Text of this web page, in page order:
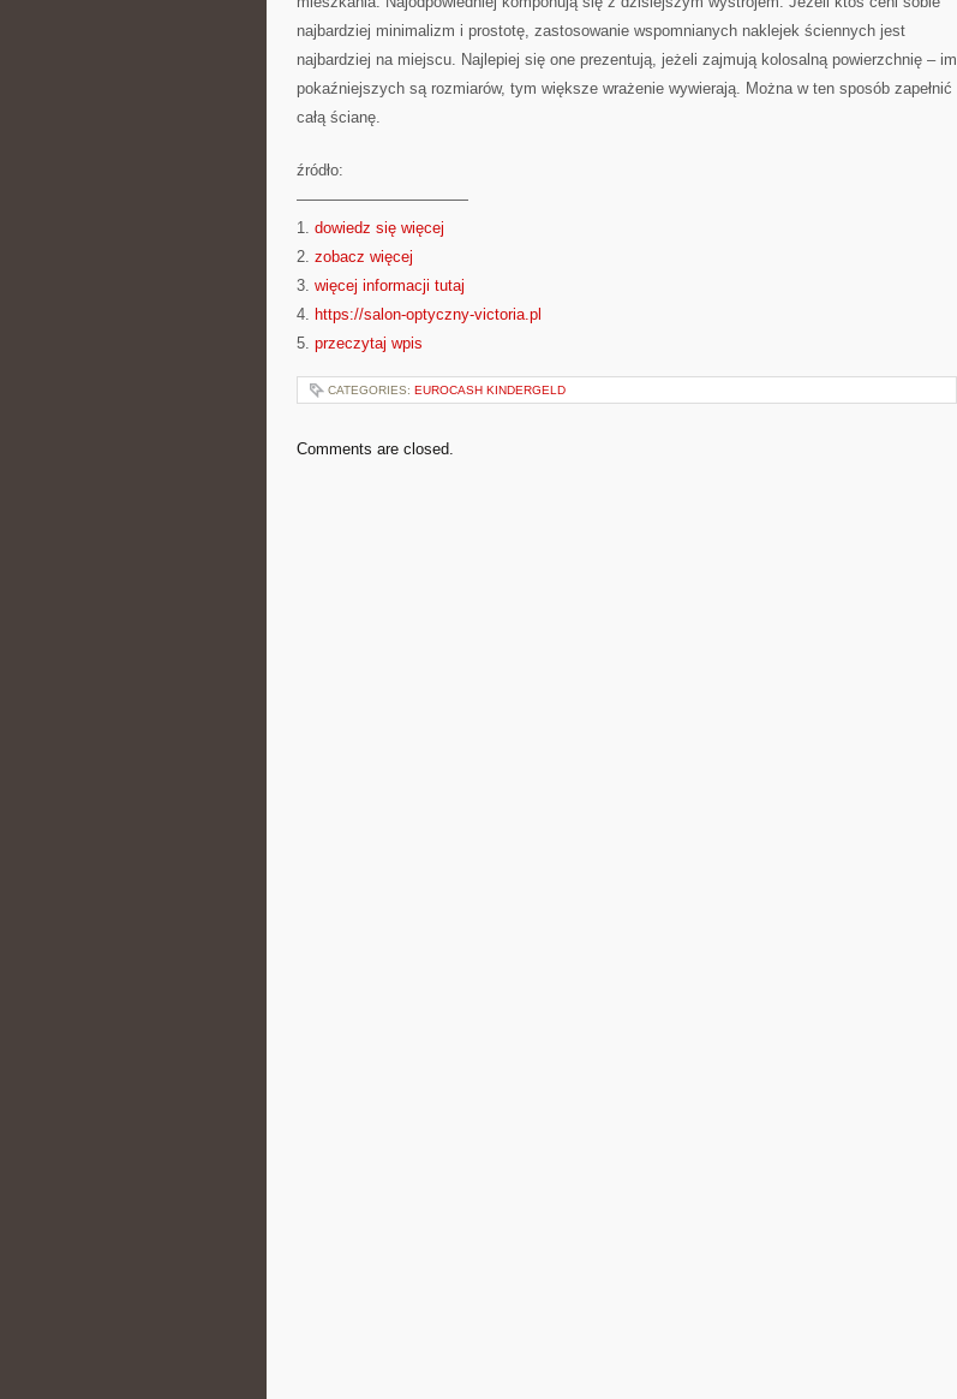
najbardziej minimalizm i prostotę, zastosowanie wspomnianych naklejek ściennych jest
najbardziej na miejscu. Najlepiej się one prezentują, jeżeli zajmują kolosalną powierzchnię – im
pokaźniejszych są rozmiarów, tym większe wrażenie wywierają. Można w ten sposób zapełnić
całą ścianę.
źródło:
———————————
1. dowiedz się więcej
2. zobacz więcej
3. więcej informacji tutaj
4. https://salon-optyczny-victoria.pl
5. przeczytaj wpis
CATEGORIES: EUROCASH KINDERGELD
Comments are closed.